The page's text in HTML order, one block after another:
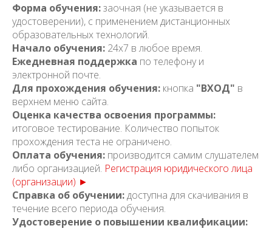
Форма обучения:заочная (не указывается в
удостоверении), с применением дистанционных
образовательных технологий.
Начало обучения: 24x7 в любое время.
Ежедневная поддержка по телефону и
электронной почте.
Для прохождения обучения: кнопка "ВХОД" в
верхнем меню сайта.
Оценка качества освоения программы:
итоговое тестирование. Количество попыток
прохождения теста не ограничено.
Оплата обучения: производится самим слушателем
либо организацией. Регистрация юридического лица
(организации) ►
Справка об обучении:доступна для скачивания в
течение всего периода обучения.
Удостоверение о повышении квалификации: